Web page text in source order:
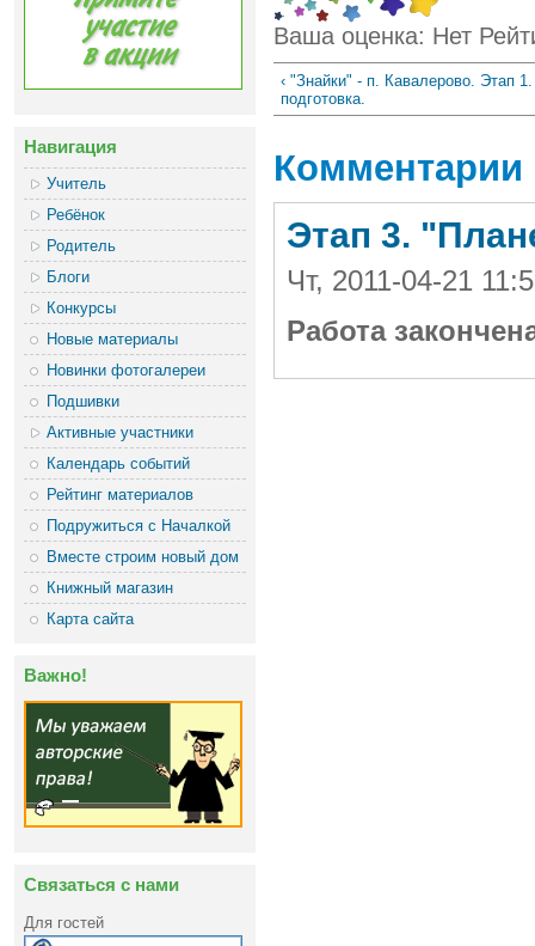
Навигация
Учитель
Ребёнок
Родитель
Блоги
Конкурсы
Новые материалы
Новинки фотогалереи
Подшивки
Активные участники
Календарь событий
Рейтинг материалов
Подружиться с Началкой
Вместе строим новый дом
Книжный магазин
Карта сайта
Важно!
Связаться с нами
Для гостей
Ваша оценка: Нет
‹ "Знайки" - п. Кавалерово. Этап
подготовка.
Комментарии
Этап 3.
Чт, 2011-04-21
Работа